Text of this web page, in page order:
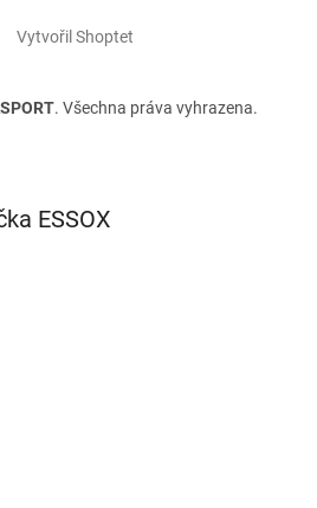
Vytvořil Shoptet
. Všechna práva vyhrazena.
ESSOX